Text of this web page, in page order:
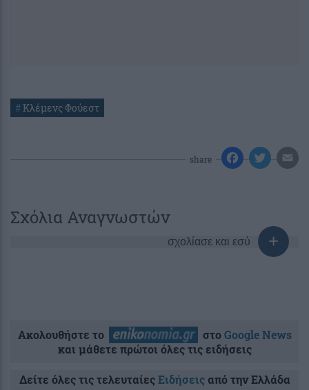
#Κλέμενς Φούεστ
share
Σχόλια Αναγνωστών
σχολίασε και εσύ
Ακολουθήστε το στοGoogle News
και μάθετε πρώτοι όλες τις ειδήσεις
Δείτε όλες τις τελευταίεςΕιδήσειςαπό την Ελλάδα